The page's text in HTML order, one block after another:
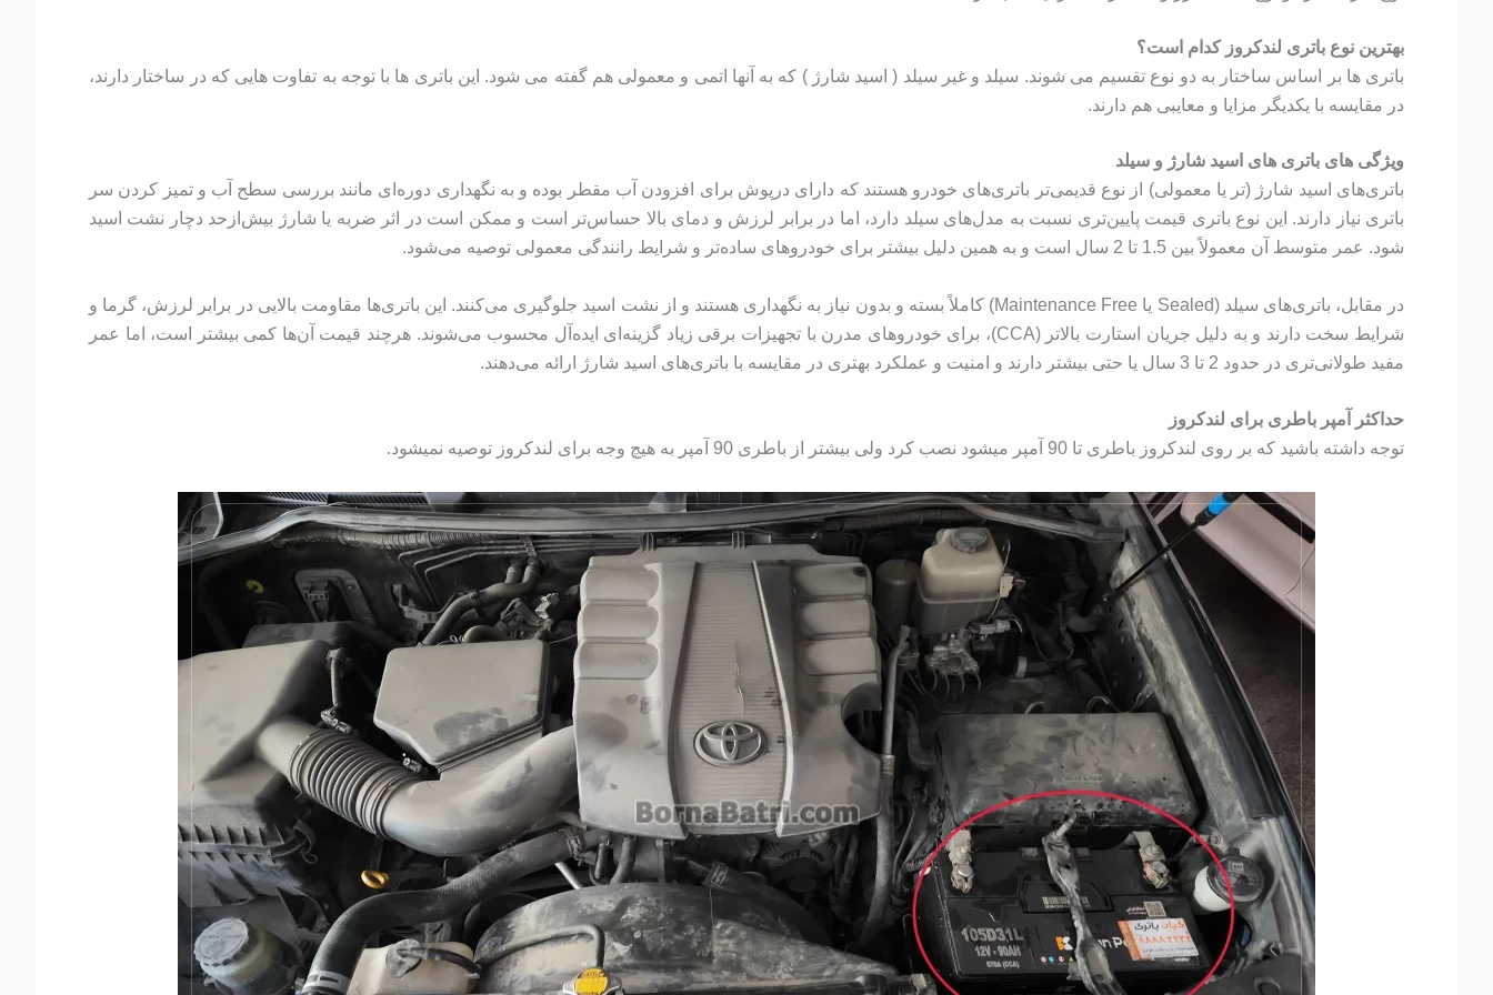
بهترین نوع باتری لندکروز کدام است؟
باتری ها بر اساس ساختار به دو نوع تقسیم می شوند. سیلد و غیر سیلد ( اسید شارژ ) که به آنها اتمی و معمولی هم گفته می شود. این باتری ها با توجه به تفاوت هایی که در ساختار دارند،
در مقایسه با یکدیگر مزایا و معایبی هم دارند.
ویژگی های باتری های اسید شارژ و سیلد
باتری‌های اسید شارژ (تر یا معمولی) از نوع قدیمی‌تر باتری‌های خودرو هستند که دارای درپوش برای افزودن آب مقطر بوده و به نگهداری دوره‌ای مانند بررسی سطح آب و تمیز کردن سر
باتری نیاز دارند. این نوع باتری قیمت پایین‌تری نسبت به مدل‌های سیلد دارد، اما در برابر لرزش و دمای بالا حساس‌تر است و ممکن است در اثر ضربه یا شارژ بیش‌ازحد دچار نشت اسید
شود. عمر متوسط آن معمولاً بین 1.5 تا 2 سال است و به همین دلیل بیشتر برای خودروهای ساده‌تر و شرایط رانندگی معمولی توصیه می‌شود.
در مقابل، باتری‌های سیلد (Sealed یا Maintenance Free) کاملاً بسته و بدون نیاز به نگهداری هستند و از نشت اسید جلوگیری می‌کنند. این باتری‌ها مقاومت بالایی در برابر لرزش، گرما و
شرایط سخت دارند و به دلیل جریان استارت بالاتر (CCA)، برای خودروهای مدرن با تجهیزات برقی زیاد گزینه‌ای ایده‌آل محسوب می‌شوند. هرچند قیمت آن‌ها کمی بیشتر است، اما عمر
مفید طولانی‌تری در حدود 2 تا 3 سال یا حتی بیشتر دارند و امنیت و عملکرد بهتری در مقایسه با باتری‌های اسید شارژ ارائه می‌دهند.
حداکثر آمپر باطری برای لندکروز
توجه داشته باشید که بر روی لندکروز باطری تا 90 آمپر میشود نصب کرد ولی بیشتر از باطری 90 آمپر به هیچ وجه برای لندکروز توصیه نمیشود.